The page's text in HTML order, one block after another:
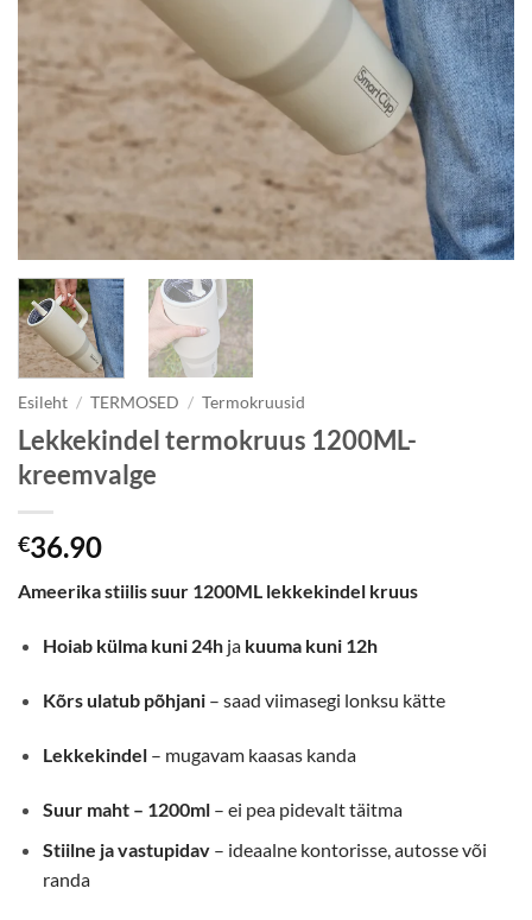
Esileht / TERMOSED / Termokruusid
Lekkekindel termokruus 1200ML-
kreemvalge
€36.90
Ameerika stiilis suur 1200ML lekkekindel kruus
Hoiab külma kuni 24hja kuuma kuni 12h
Kõrs ulatub põhjani– saad viimasegi lonksu kätte
Lekkekindel– mugavam kaasas kanda
Suur maht – 1200ml– ei pea pidevalt täitma
Stiilne ja vastupidav– ideaalne kontorisse, autosse või
randa